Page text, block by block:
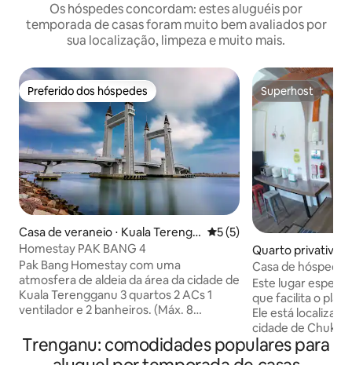
Os hóspedes concordam: estes aluguéis por
temporada de casas foram muito bem avaliados por
sua localização, limpeza e muito mais.
Preferido dos hóspedes
Preferido dos hóspedes
Casa de veraneio ⋅ Kuala Terengg
anu
5 de uma avaliação média
5 (5)
Homestay PAK BANG 4
Pak Bang Homestay com uma
atmosfera de aldeia da área da cidade de
Kuala Terengganu 3 quartos 2 ACs 1
ventilador e 2 banheiros. (Máx. 8
oferece instalações de cozinha, máquina
de lavar roupa,geladeira, Wi-Fi, ferro de
Superhost
Superhost
Quarto privativo ⋅
Casa de
Kitty
Este lugar
que facilita o
Ele está
cidade de
Terengganu e a
carro do Club
Trenganu: comodidades populares para